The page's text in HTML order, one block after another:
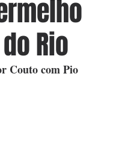
Rio
Couto com Pio